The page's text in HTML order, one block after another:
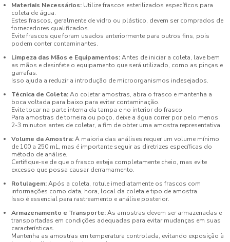
Materiais Necessários: Utilize frascos esterilizados específicos para
coleta de água.
Estes frascos, geralmente de vidro ou plástico, devem ser comprados de
fornecedores qualificados.
Evite frascos que foram usados anteriormente para outros fins, pois
podem conter contaminantes.
Limpeza das Mãos e Equipamentos:Antes de iniciar a coleta, lave bem
as mãos e desinfete o equipamento que será utilizado, como as pinças e
garrafas.
Isso ajuda a reduzir a introdução de microorganismos indesejados.
Técnica de Coleta:Ao coletar amostras, abra o frasco e mantenha a
boca voltada para baixo para evitar contaminação.
Evite tocar na parte interna da tampa e no interior do frasco.
Para amostras de torneira ou poço, deixe a água correr por pelo menos
2-3 minutos antes de coletar, a fim de obter uma amostra representativa.
Volume da Amostra:A maioria das análises requer um volume mínimo
de 100 a 250 mL, mas é importante seguir as diretrizes específicas do
método de análise.
Certifique-se de que o frasco esteja completamente cheio, mas evite
excesso que possa causar derramamento.
Rotulagem:Após a coleta, rotule imediatamente os frascos com
informações como data, hora, local da coleta e tipo de amostra.
Isso é essencial para rastreamento e análise posterior.
Armazenamento e Transporte:As amostras devem ser armazenadas e
transportadas em condições adequadas para evitar mudanças em suas
características.
Mantenha as amostras em temperatura controlada, evitando exposição à